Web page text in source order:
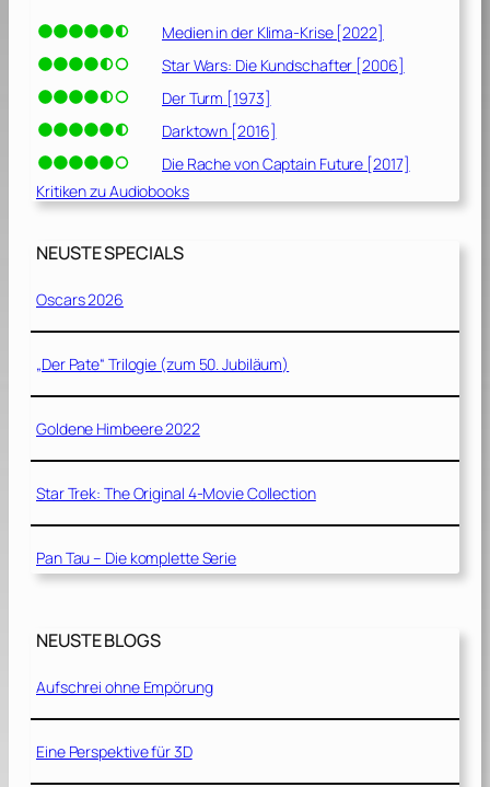
Medien in der Klima-Krise [2022]
Star Wars: Die Kundschafter [2006]
Der Turm [1973]
Darktown [2016]
Die Rache von Captain Future [2017]
Kritiken zu Audiobooks
NEUSTE SPECIALS
Oscars 2026
„Der Pate“ Trilogie (zum 50. Jubiläum)
Goldene Himbeere 2022
Star Trek: The Original 4-Movie Collection
Pan Tau – Die komplette Serie
NEUSTE BLOGS
Aufschrei ohne Empörung
Eine Perspektive für 3D